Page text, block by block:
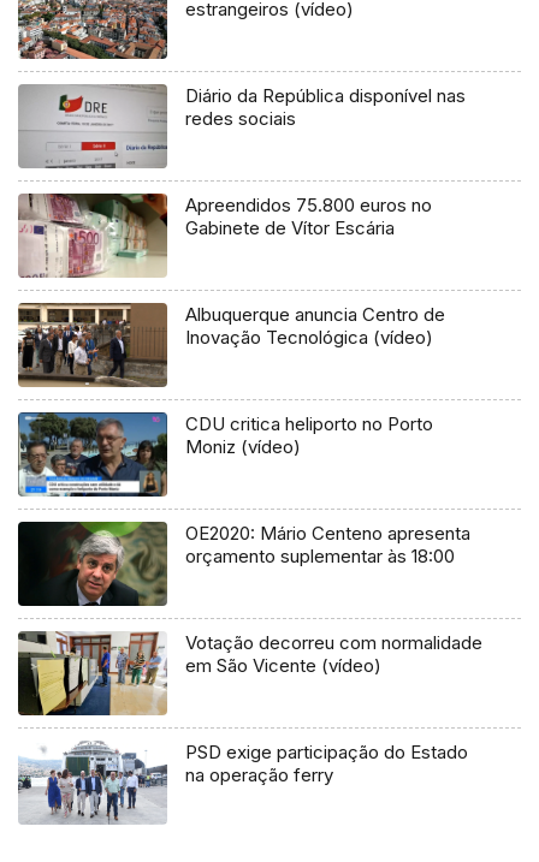
estrangeiros (vídeo)
Diário da República disponível nas
redes sociais
Apreendidos 75.800 euros no
Gabinete de Vítor Escária
Albuquerque anuncia Centro de
Inovação Tecnológica (vídeo)
CDU critica heliporto no Porto
Moniz (vídeo)
OE2020: Mário Centeno apresenta
orçamento suplementar às 18:00
Votação decorreu com normalidade
em São Vicente (vídeo)
PSD exige participação do Estado
na operação ferry